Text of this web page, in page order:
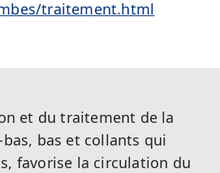
traitement.html
et du traitement de la
bas et collants qui
favorise la circulation du